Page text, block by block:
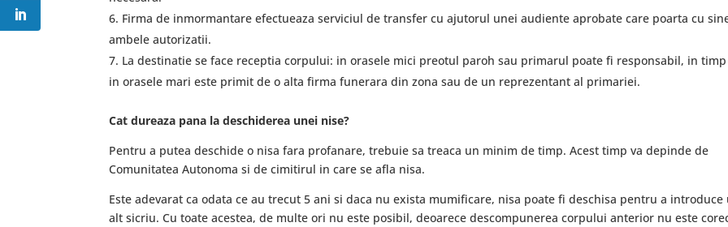
Firma de inmormantare efectueaza serviciul de transfer cu ajutorul unei audiente aprobate care poarta cu
ambele autorizatii.
La destinatie se face receptia corpului: in orasele mici preotul paroh sau primarul poate fi responsabil, in timp
in orasele mari este primit de o alta firma funerara din zona sau de un reprezentant al primariei.
Cat dureaza pana la deschiderea unei nise?
Pentru a putea deschide o nisa fara profanare, trebuie sa treaca un minim de timp. Acest timp va depinde de
Comunitatea Autonoma si de cimitirul in care se afla nisa.
Este adevarat ca odata ce au trecut 5 ani si daca nu exista mumificare, nisa poate fi deschisa pentru a introduce
alt sicriu. Cu toate acestea, de multe ori nu este posibil, deoarece descompunerea corpului anterior nu este